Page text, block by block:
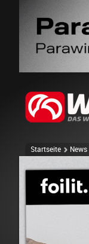
Startseite News